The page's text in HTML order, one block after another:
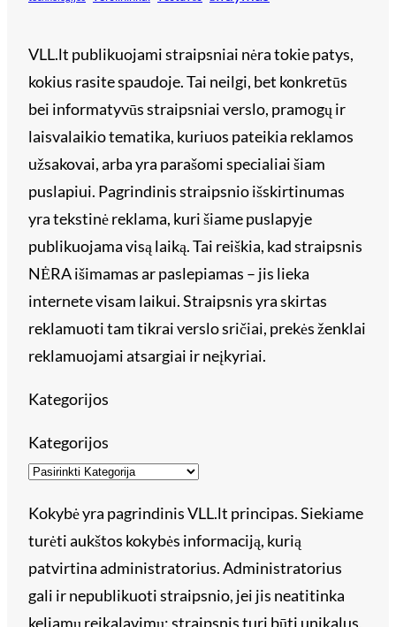
VLL.lt publikuojami straipsniai nėra tokie patys,
kokius rasite spaudoje. Tai neilgi, bet konkretūs
bei informatyvūs straipsniai verslo, pramogų ir
laisvalaikio tematika, kuriuos pateikia reklamos
užsakovai, arba yra parašomi specialiai šiam
puslapiui. Pagrindinis straipsnio išskirtinumas
yra tekstinė reklama, kuri šiame puslapyje
publikuojama visą laiką. Tai reiškia, kad straipsnis
NĖRA išimamas ar paslepiamas – jis lieka
internete visam laikui. Straipsnis yra skirtas
reklamuoti tam tikrai verslo sričiai, prekės ženklai
reklamuojami atsargiai ir neįkyriai.
Kategorijos
Kategorijos
Kokybė yra pagrindinis VLL.lt principas. Siekiame
turėti aukštos kokybės informaciją, kurią
patvirtina administratorius. Administratorius
gali ir nepublikuoti straipsnio, jei jis neatitinka
keliamų reikalavimų: straipsnis turi būti unikalus,